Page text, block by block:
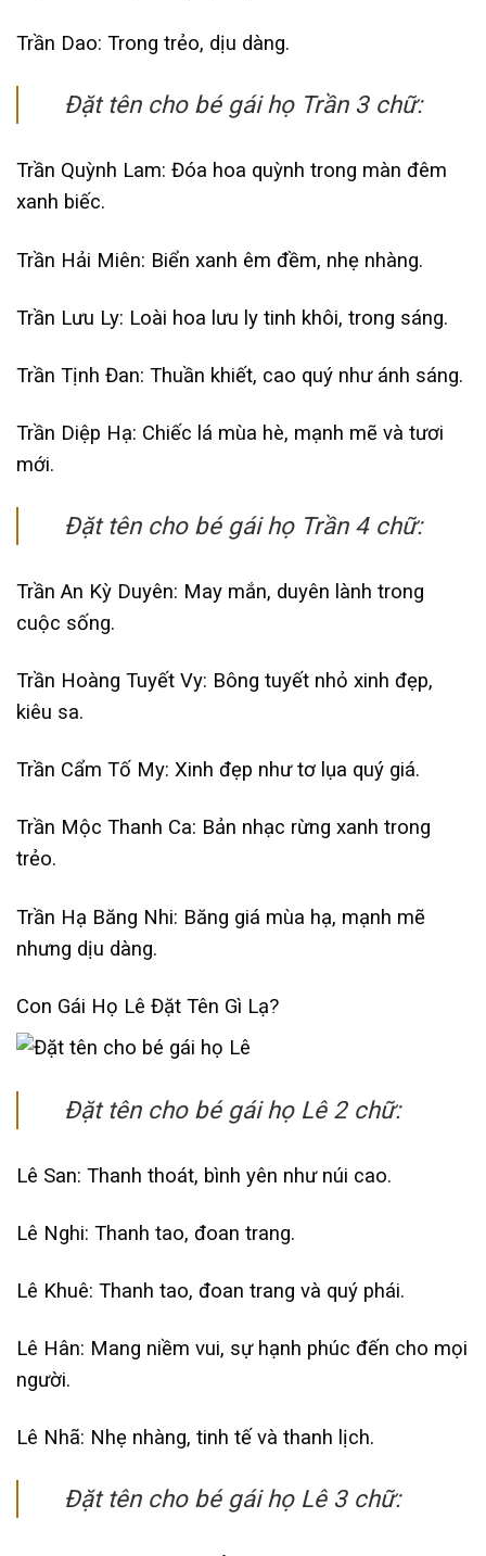
Trần Dao: Trong trẻo, dịu dàng.
Đặt tên cho bé gái họ Trần 3 chữ:
Trần Quỳnh Lam: Đóa hoa quỳnh trong màn đêm
xanh biếc.
Trần Hải Miên: Biển xanh êm đềm, nhẹ nhàng.
Trần Lưu Ly: Loài hoa lưu ly tinh khôi, trong sáng.
Trần Tịnh Đan: Thuần khiết, cao quý như ánh sáng.
Trần Diệp Hạ: Chiếc lá mùa hè, mạnh mẽ và tươi
mới.
Đặt tên cho bé gái họ Trần 4 chữ:
Trần An Kỳ Duyên: May mắn, duyên lành trong
cuộc sống.
Trần Hoàng Tuyết Vy: Bông tuyết nhỏ xinh đẹp,
kiêu sa.
Trần Cẩm Tố My: Xinh đẹp như tơ lụa quý giá.
Trần Mộc Thanh Ca: Bản nhạc rừng xanh trong
trẻo.
Trần Hạ Băng Nhi: Băng giá mùa hạ, mạnh mẽ
nhưng dịu dàng.
Con Gái Họ Lê Đặt Tên Gì Lạ?
Đặt tên cho bé gái họ Lê 2 chữ:
Lê San: Thanh thoát, bình yên như núi cao.
Lê Nghi: Thanh tao, đoan trang.
Lê Khuê: Thanh tao, đoan trang và quý phái.
Lê Hân: Mang niềm vui, sự hạnh phúc đến cho mọi
người.
Lê Nhã: Nhẹ nhàng, tinh tế và thanh lịch.
Đặt tên cho bé gái họ Lê 3 chữ: